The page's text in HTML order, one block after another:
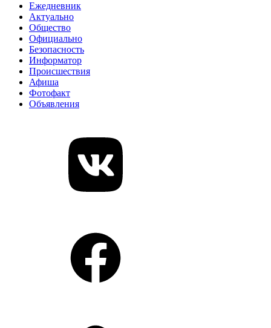
Ежедневник
Актуально
Общество
Официально
Безопасность
Информатор
Происшествия
Афиша
Фотофакт
Объявления